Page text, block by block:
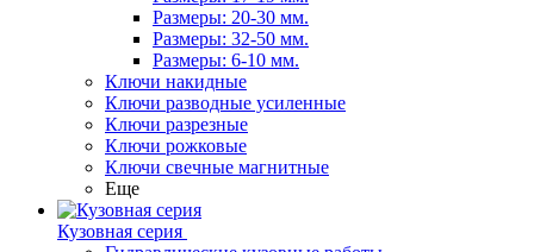
Размеры: 20-30 мм.
Размеры: 32-50 мм.
Размеры: 6-10 мм.
Ключи накидные
Ключи разводные усиленные
Ключи разрезные
Ключи рожковые
Ключи свечные магнитные
Еще
Кузовная серия